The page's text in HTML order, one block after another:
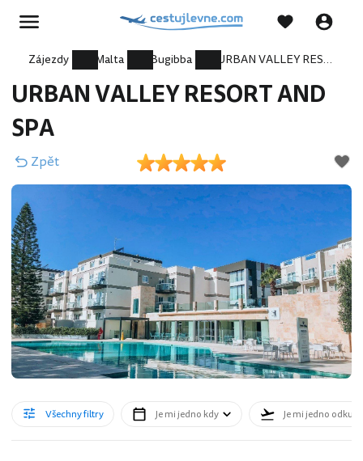
Zájezdy Malta Bugibba URBAN VALLEY RESORT AND SPA
URBAN VALLEY RESORT AND
SPA
Zpět
Všechny filtry Je mi jedno kdy Je mi jedno odkud